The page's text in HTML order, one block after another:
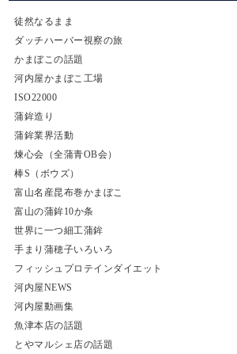
徒然なるまま
ダッチハーバー視察の旅
かまぼこの話題
河内屋かまぼこ工場
ISO22000
蒲鉾造り
蒲鉾業界活動
煉心会（全蒲青OB会）
棒S（ボウズ）
富山名産昆布巻かまぼこ
富山の蒲鉾10か条
世界に一つ細工蒲鉾
手まり蒲穂子いろいろ
フィッシュプロテインダイエット
河内屋NEWS
河内屋動画集
魚津本店の話題
とやマルシェ店の話題